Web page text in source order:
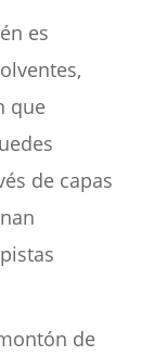
es
que
de capas
de